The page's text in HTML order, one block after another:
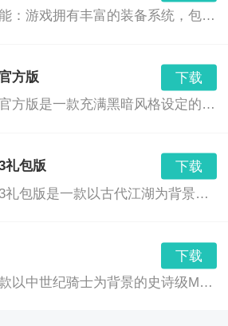
PVP，非常精彩！
下载
卓
下载
下载
装备与技能：游戏拥有丰富的装备系统，包括冰属性的武器和装备，提供了玩家更多策略选择。玩家可以通过战斗、任务和活动获得装备，也可以通过升级技能和提升角色属性来增强战斗力。
方版
下载
恶月十三官方版是一款充满黑暗风格设定的幻想世界背景下的角色扮演游戏。在这个充满神秘和危险的世界中，玩家将扮演一位勇敢的冒险者，通过探索、战斗和决策，揭开隐藏在恶月十三背后的深层次秘密。
礼包版
下载
梦想世界3礼包版是一款以古代江湖为背景的回合制角色扮演游戏。玩家将在游戏中扮演一个初出茅庐的江湖人，通过探索江湖、结交朋友、修炼武艺，逐步成长为一代大侠。游戏中的世界丰富多彩，不仅有丰富的任务和挑战，还有各种珍稀道具和装备等待玩家发掘。
下载
征途是一款以中世纪骑士为背景的史诗级MMORPG游戏，玩家将扮演一名英勇的骑士，踏上征服世界的征途。游戏世界庞大，包括多个国家、城镇、野外地图，以及丰富的任务和活动。玩家可以在游戏中体验到丰富的社交、竞技、探险和战斗乐趣。